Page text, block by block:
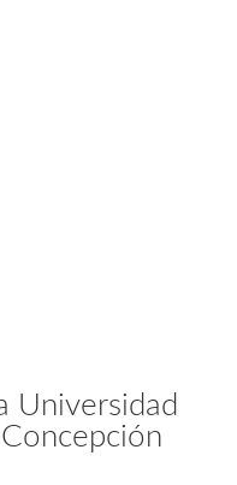
Universidad